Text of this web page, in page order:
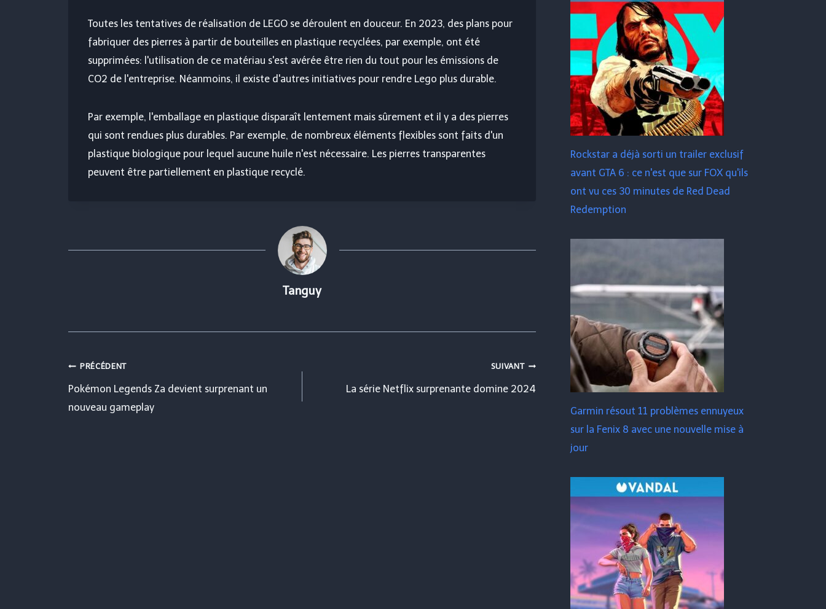
Toutes les tentatives de réalisation de LEGO se déroulent en douceur. En 2023, des plans pour
fabriquer des pierres à partir de bouteilles en plastique recyclées, par exemple, ont été
supprimées: l'utilisation de ce matériau s'est avérée être rien du tout pour les émissions de
CO2 de l'entreprise. Néanmoins, il existe d'autres initiatives pour rendre Lego plus durable.
Par exemple, l'emballage en plastique disparaît lentement mais sûrement et il y a des pierres
qui sont rendues plus durables. Par exemple, de nombreux éléments flexibles sont faits d'un
plastique biologique pour lequel aucune huile n'est nécessaire. Les pierres transparentes
peuvent être partiellement en plastique recyclé.
Tanguy
Navigation
de
PRÉCÉDENT
Pokémon Legends Za devient surprenant un
nouveau gameplay
SUIVANT
La série Netflix surprenante domine 2024
Rockstar a déjà sorti un trailer exclusif
avant GTA 6 : ce n'est que sur FOX qu'ils
ont vu ces 30 minutes de Red Dead
Redemption
Garmin résout 11 problèmes ennuyeux
sur la Fenix ​​​​8 avec une nouvelle mise à
jour